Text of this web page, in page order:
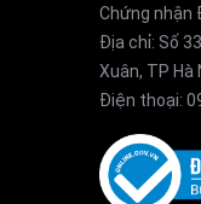
Chứng nhận
Địa chỉ: Số
Xuân, TP Hà
Điện thoại: